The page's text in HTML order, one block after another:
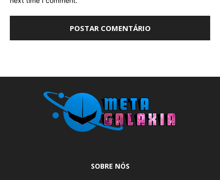
SOBRE NÓS